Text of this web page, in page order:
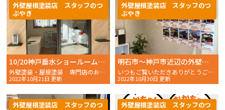
10/20神戸垂水ショールームに初ご来店！
外壁塗装・屋根塗装 専門店のおかちゃんペイントです！
2022年10月21日 更新
外壁屋根塗装店 スタッフのつ
ぶやき
明石市〜神戸市近辺の外壁塗装・屋根塗装事例集
いつもご覧いただきありがとうございます。 こんにちは！
2022年10月30日 更新
外壁屋根塗装店 スタッフのつ
ぶやき
外壁屋根塗装店 スタッフのつ
外壁屋根塗装店 スタッフのつ